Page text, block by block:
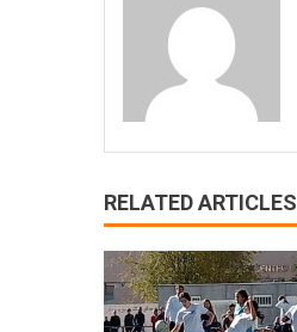
RELATED ARTICLES